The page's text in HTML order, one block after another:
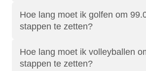
Hoe lang moet ik golfen om
stappen te zetten?
Hoe lang moet ik volleyballen
stappen te zetten?